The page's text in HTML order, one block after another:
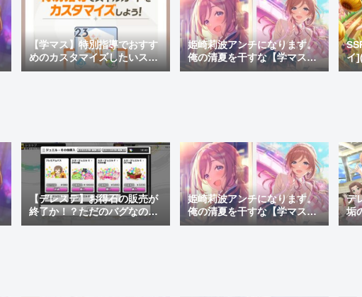
【学マス】特別指導でおすす
めのカスタマイズしたいスキ
ルカードと効果を紹介！
姫崎莉波アンチになります。
俺の清夏を干すな【学マス愚
痴】
イ
テ
【デレステ】お得石の販売が
終了か！？ただのバグなのか
サ終の兆候なのかを考察
姫崎莉波アンチになります。
俺の清夏を干すな【学マス愚
痴】
デ
垢
ア